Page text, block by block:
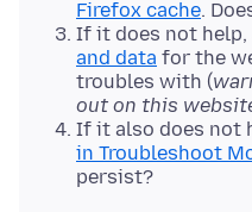
Firefox cache.
If it does not
and data for the
troubles with (
out on this
If it also does not
in Troubleshoot
persist?